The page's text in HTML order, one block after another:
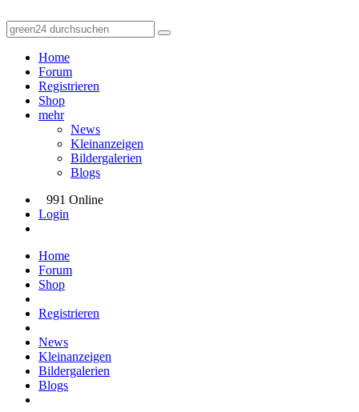
Home
Forum
Registrieren
Shop
mehr
News
Kleinanzeigen
Bildergalerien
Blogs
991 Online
Login
Home
Forum
Shop
Registrieren
News
Kleinanzeigen
Bildergalerien
Blogs